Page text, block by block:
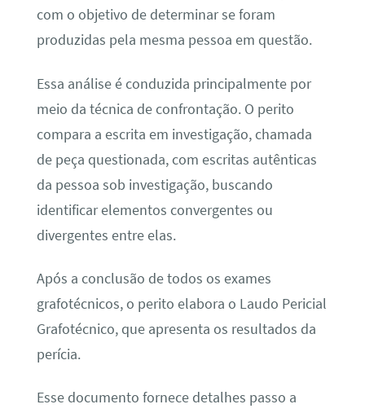
com o objetivo de determinar se foram
produzidas pela mesma pessoa em questão.
Essa análise é conduzida principalmente por
meio da técnica de confrontação. O perito
compara a escrita em investigação, chamada
de peça questionada, com escritas autênticas
da pessoa sob investigação, buscando
identificar elementos convergentes ou
divergentes entre elas.
Após a conclusão de todos os exames
grafotécnicos, o perito elabora o Laudo Pericial
Grafotécnico, que apresenta os resultados da
perícia.
Esse documento fornece detalhes passo a